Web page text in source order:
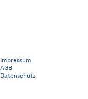
Impressum
AGB
Datenschutz